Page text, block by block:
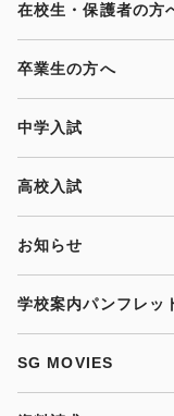
在校生・保護者の方
卒業生の方へ
中学入試
高校入試
お知らせ
学校案内パンフレッ
SG MOVIES